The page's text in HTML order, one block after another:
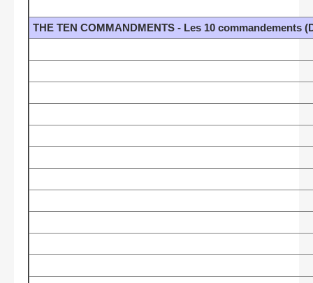
THE TEN COMMANDMENTS - Les 10 commandements